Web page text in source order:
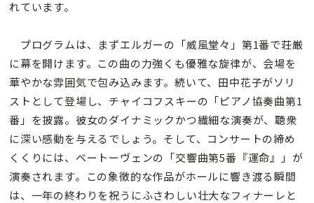
れています。
プログラムは、まずエルガーの「威風堂々」第1番で荘厳
に幕を開けます。この曲の力強くも優雅な旋律が、会場を
華やかな雰囲気で包み込みます。続いて、田中花子がソリ
ストとして登場し、チャイコフスキーの「ピアノ協奏曲第1
番」を披露。彼女のダイナミックかつ繊細な演奏が、聴衆
に深い感動を与えるでしょう。そして、コンサートの締め
くくりには、ベートーヴェンの「交響曲第5番『運命』」が
演奏されます。この象徴的な作品がホールに響き渡る瞬間
は、一年の終わりを祝うにふさわしい壮大なフィナーレと